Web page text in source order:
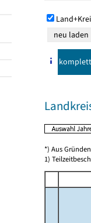
komplett
*) Aus
1)